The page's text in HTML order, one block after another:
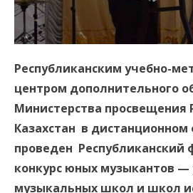
Республиканским учебно-
центром дополнительного
Министерства просвещения
Казахстан в
проведен Республиканский
конкурс юных музыкантов —
музыкальных школ и школ